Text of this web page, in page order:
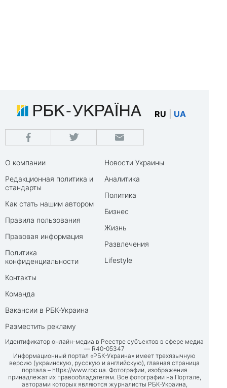
RU UA
О компании
Редакционная политика и
стандарты
Как стать нашим автором
Правила пользования
Правовая информация
Политика
конфиденциальности
Контакты
Команда
Вакансии в РБК-Украина
Разместить рекламу
Новости Украины
Аналитика
Политика
Бизнес
Жизнь
Развлечения
Lifestyle
Идентификатор онлайн-медиа в Реестре субъектов в сфере медиа
— R40-05347
Информационный портал «РБК-Украина» имеет трехязычную
версию (украинскую, русскую и английскую), главная страница
портала – https://www.rbc.ua. Фотографии, изображения
принадлежат их правообладателям. Все фотографии на Портале,
авторами которых являются журналисты РБК-Украина,